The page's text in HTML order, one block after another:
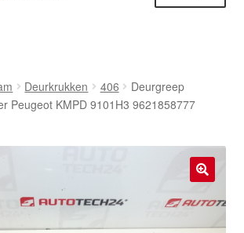
Deurkrukken 406
Deurgreep
Peugeot KMPD 9101H3 9621858777